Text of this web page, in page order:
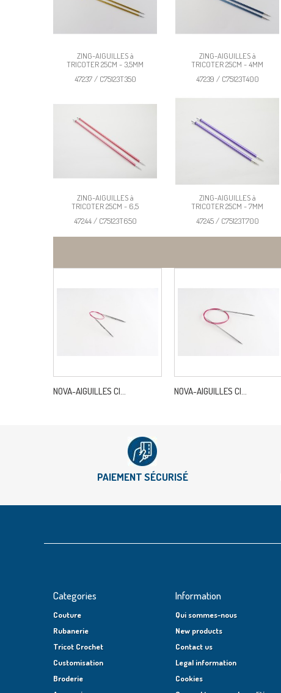
ZING-AIGUILLES à
TRICOTER 25CM - 3,5MM
47237 / C75123T350
ZING-AIGUILLES à
TRICOTER 25CM - 4MM
47239 / C75123T400
ZING-AIGUILLES à
TRICOTER 25CM - 6,5
47244 / C75123T650
ZING-AIGUILLES à
TRICOTER 25CM - 7MM
47245 / C75123T700
NOVA-AIGUILLES CI... NOVA-AIGUILLES CI...
PAIEMENT SÉCURISÉ
Categories
Couture
Rubanerie
Tricot Crochet
Customisation
Broderie
Information
Qui sommes-nous
New products
Contact us
Legal information
Cookies